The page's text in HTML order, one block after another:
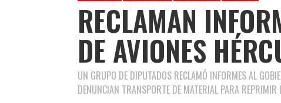
RECLAMAN
DE AVIONES
UN GRUPO DE DIPUTADOS RECLAMÓ INFORMES AL
DENUNCIAN TRANSPORTE DE MATERIAL PARA